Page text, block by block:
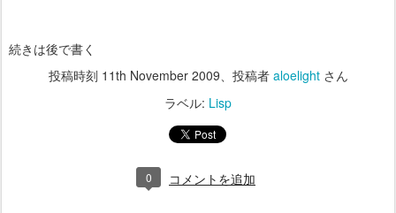
続きは後で書く
投稿時刻 11th November 2009、投稿者 aloelightさん
ラベル: Lisp
0 コメントを追加